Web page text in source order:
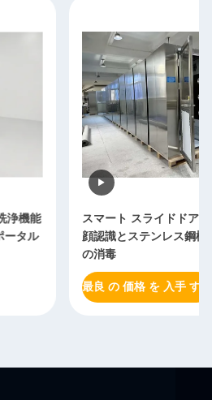
シャワー
スタッフ
カスタマイズされ
スチール 304 垂直
ンルーム 空気シャ
最良 の 価格 を 入